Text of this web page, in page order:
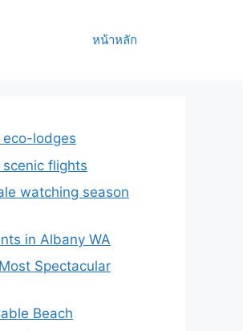
หน้าหลัก
eco-lodges
scenic flights
watching season
in Albany WA
Spectacular
Beach